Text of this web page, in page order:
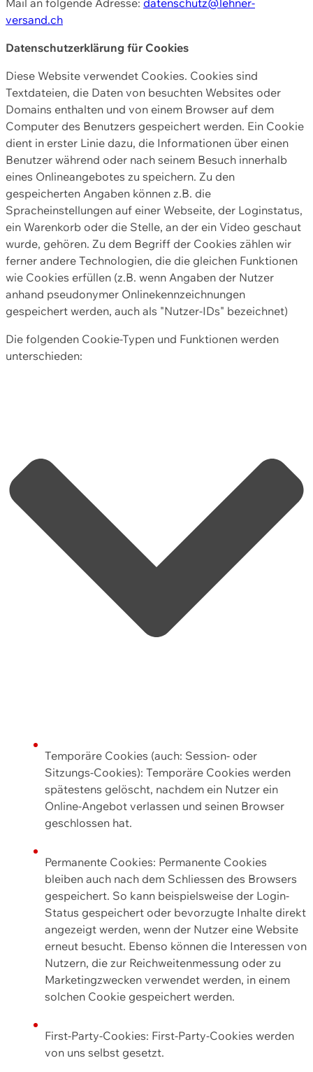
versand.ch
Datenschutzerklärung für Cookies
Diese Website verwendet Cookies. Cookies sind
Textdateien, die Daten von besuchten Websites oder
Domains enthalten und von einem Browser auf dem
Computer des Benutzers gespeichert werden. Ein Cookie
dient in erster Linie dazu, die Informationen über einen
Benutzer während oder nach seinem Besuch innerhalb
eines Onlineangebotes zu speichern. Zu den
gespeicherten Angaben können z.B. die
Spracheinstellungen auf einer Webseite, der Loginstatus,
ein Warenkorb oder die Stelle, an der ein Video geschaut
wurde, gehören. Zu dem Begriff der Cookies zählen wir
ferner andere Technologien, die die gleichen Funktionen
wie Cookies erfüllen (z.B. wenn Angaben der Nutzer
anhand pseudonymer Onlinekennzeichnungen
gespeichert werden, auch als "Nutzer-IDs" bezeichnet)
Die folgenden Cookie-Typen und Funktionen werden
unterschieden:
Temporäre Cookies (auch: Session- oder
Sitzungs-Cookies): Temporäre Cookies werden
spätestens gelöscht, nachdem ein Nutzer ein
Online-Angebot verlassen und seinen Browser
geschlossen hat.
Permanente Cookies: Permanente Cookies
bleiben auch nach dem Schliessen des Browsers
gespeichert. So kann beispielsweise der Login-
Status gespeichert oder bevorzugte Inhalte direkt
angezeigt werden, wenn der Nutzer eine Website
erneut besucht. Ebenso können die Interessen von
Nutzern, die zur Reichweitenmessung oder zu
Marketingzwecken verwendet werden, in einem
solchen Cookie gespeichert werden.
First-Party-Cookies: First-Party-Cookies werden
von uns selbst gesetzt.